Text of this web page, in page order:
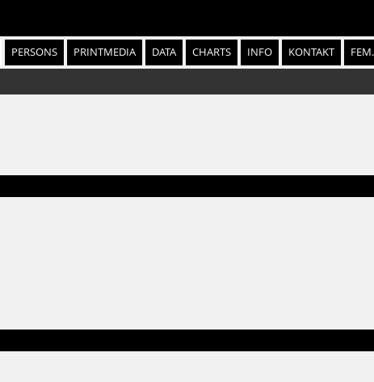
PERSONS PRINTMEDIA DATA CHARTS INFO KONTAKT